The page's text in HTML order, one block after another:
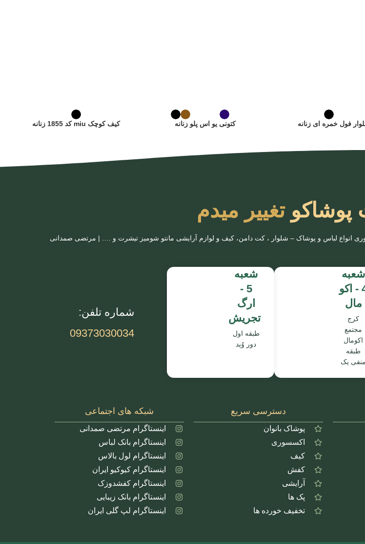
فول خمره ای زنانه کتونی یو اس پلو زنانه کیف کوچک miu کد 1855 زنانه
پوشاکو تغییر میدم
انواع لباس‌ و پوشاک – شلوار ، کت دامن، کیف و لوازم آرایشی مانتو شومیز تیشرت و …. | مرتضی صمدانی
شعبه
4 - اکو
مال
کرج
مجتمع
اکومال
طبقه
منفی یک
شعبه
5 -
ارگ
تجریش
طبقه اول
دور وُید
شماره تلفن:
09373030034
دسترسی سریع
پوشاک بانوان
اکسسوری
کیف
کفش
آرایشی
پک ها
تخفیف خورده ها
شبکه های اجتماعی
اینستاگرام مرتضی صمدانی
اینستاگرام بانک لباس
اینستاگرام لول بالاس
اینستاگرام کیوکیو ایران
اینستاگرام کفشدوزک
اینستاگرام بانک زیبایی
اینستاگرام لپ گلی ایران